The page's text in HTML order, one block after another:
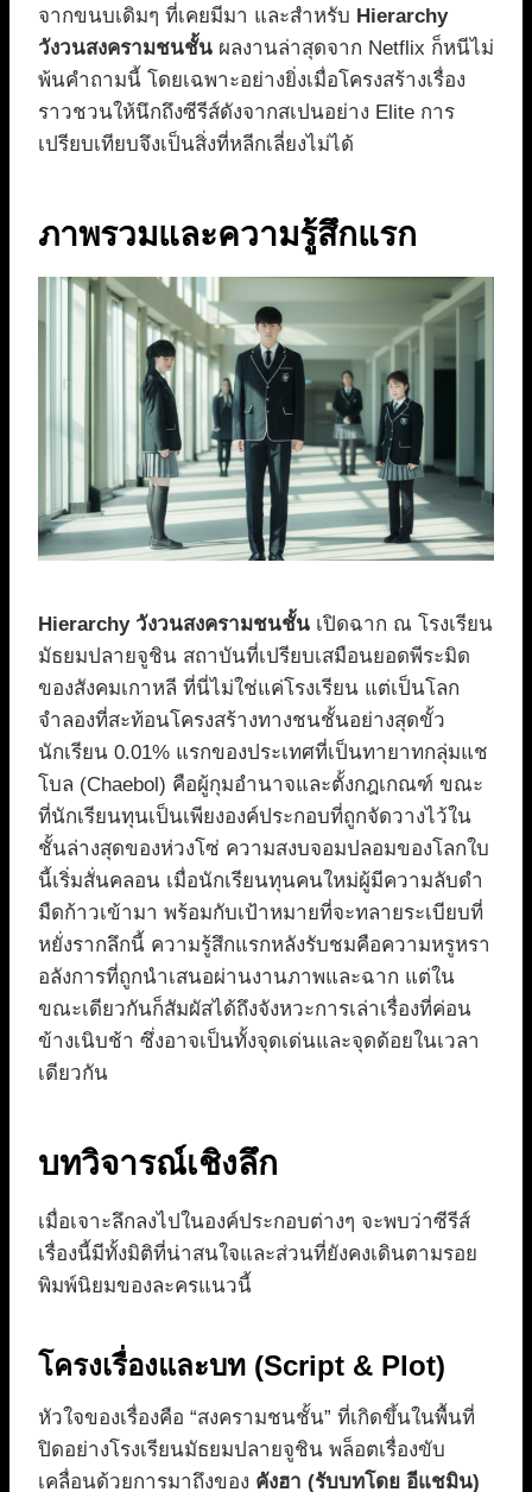
จากขนบเดิมๆ ที่เคยมีมา และสำหรับ Hierarchy
วังวนสงครามชนชั้น ผลงานล่าสุดจาก Netflix ก็หนีไม่
พ้นคำถามนี้ โดยเฉพาะอย่างยิ่งเมื่อโครงสร้างเรื่อง
ราวชวนให้นึกถึงซีรีส์ดังจากสเปนอย่าง Elite การ
เปรียบเทียบจึงเป็นสิ่งที่หลีกเลี่ยงไม่ได้
ภาพรวมและความรู้สึกแรก
Hierarchy วังวนสงครามชนชั้น เปิดฉาก ณ โรงเรียน
มัธยมปลายจูชิน สถาบันที่เปรียบเสมือนยอดพีระมิด
ของสังคมเกาหลี ที่นี่ไม่ใช่แค่โรงเรียน แต่เป็นโลก
จำลองที่สะท้อนโครงสร้างทางชนชั้นอย่างสุดขั้ว
นักเรียน 0.01% แรกของประเทศที่เป็นทายาทกลุ่มแช
โบล (Chaebol) คือผู้กุมอำนาจและตั้งกฎเกณฑ์ ขณะ
ที่นักเรียนทุนเป็นเพียงองค์ประกอบที่ถูกจัดวางไว้ใน
ชั้นล่างสุดของห่วงโซ่ ความสงบจอมปลอมของโลกใบ
นี้เริ่มสั่นคลอน เมื่อนักเรียนทุนคนใหม่ผู้มีความลับดำ
มืดก้าวเข้ามา พร้อมกับเป้าหมายที่จะทลายระเบียบที่
หยั่งรากลึกนี้ ความรู้สึกแรกหลังรับชมคือความหรูหรา
อลังการที่ถูกนำเสนอผ่านงานภาพและฉาก แต่ใน
ขณะเดียวกันก็สัมผัสได้ถึงจังหวะการเล่าเรื่องที่ค่อน
ข้างเนิบช้า ซึ่งอาจเป็นทั้งจุดเด่นและจุดด้อยในเวลา
เดียวกัน
บทวิจารณ์เชิงลึก
เมื่อเจาะลึกลงไปในองค์ประกอบต่างๆ จะพบว่าซีรีส์
เรื่องนี้มีทั้งมิติที่น่าสนใจและส่วนที่ยังคงเดินตามรอย
พิมพ์นิยมของละครแนวนี้
โครงเรื่องและบท (Script & Plot)
หัวใจของเรื่องคือ “สงครามชนชั้น” ที่เกิดขึ้นในพื้นที่
ปิดอย่างโรงเรียนมัธยมปลายจูชิน พล็อตเรื่องขับ
เคลื่อนด้วยการมาถึงของ คังฮา (รับบทโดย อีแชมิน)